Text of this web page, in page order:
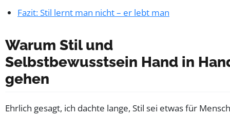
Fazit: Stil lernt man nicht – er lebt man
Warum Stil und
Selbstbewusstsein Hand in
gehen
Ehrlich gesagt, ich dachte lange, Stil sei etwas für